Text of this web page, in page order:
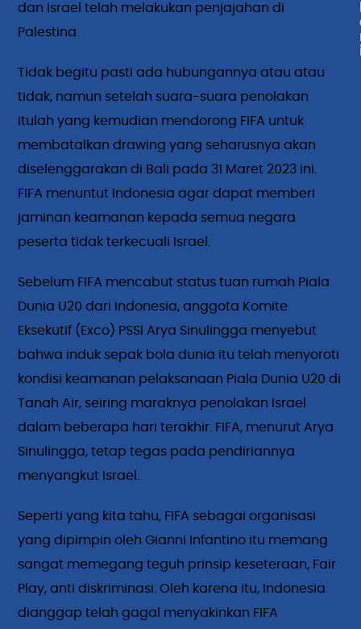
dan Israel telah melakukan penjajahan di
Palestina.
Tidak begitu pasti ada hubungannya atau atau
tidak, namun setelah suara-suara penolakan
itulah yang kemudian mendorong FIFA untuk
membatalkan drawing yang seharusnya akan
diselenggarakan di Bali pada 31 Maret 2023 ini.
FIFA menuntut Indonesia agar dapat memberi
jaminan keamanan kepada semua negara
peserta tidak terkecuali Israel.
Sebelum FIFA mencabut status tuan rumah Piala
Dunia U20 dari Indonesia, anggota Komite
Eksekutif (Exco) PSSI Arya Sinulingga menyebut
bahwa induk sepak bola dunia itu telah menyoroti
kondisi keamanan pelaksanaan Piala Dunia U20 di
Tanah Air, seiring maraknya penolakan Israel
dalam beberapa hari terakhir. FIFA, menurut Arya
Sinulingga, tetap tegas pada pendiriannya
menyangkut Israel.
Seperti yang kita tahu, FIFA sebagai organisasi
yang dipimpin oleh Gianni Infantino itu memang
sangat memegang teguh prinsip keseteraan, Fair
Play, anti diskriminasi. Oleh karena itu, Indonesia
dianggap telah gagal menyakinkan FIFA